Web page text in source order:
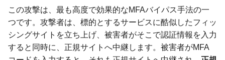
この攻撃は、最も高度で効果的なMFAバイパス手法の一
つです。攻撃者は、標的とするサービスに酷似したフィッ
シングサイトを立ち上げ、被害者がそこで認証情報を入力
すると同時に、正規サイトへ中継します。被害者がMFA